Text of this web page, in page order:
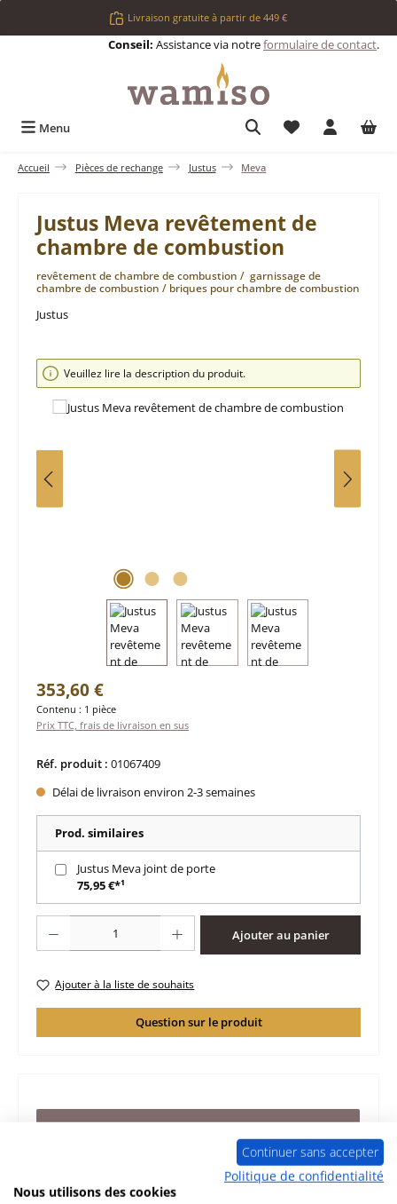
Passer au contenu principalLivraison gratuite à partir de 449 €
Conseil: Assistance via notreformulaire de contact.
Menu Vous avez 0
Accueil Pièces de rechange Justus Meva
Justus Meva revêtement de
chambre de combustion
revêtement de chambre de combustion / garnissage de
chambre de combustion / briques pour chambre de combustion
Justus
Ignorer la galerie d'images
Veuillez lire la description du produit.
Prix régulier :
353,60 €
Contenu : 1 pièce
Prix TTC, frais de livraison en sus
Réf. produit : 01067409
Délai de livraison environ 2-3 semaines
Prod. similaires
Justus Meva joint de porte
75,95 €*¹
Ajouter au panier
Ajouter à la liste de souhaits
Question sur le produit
Description
d‘origine revêtement de chambre de combustion pour le
poêle Justus Meva Justus Meva revêtement de chambre
de combustion don…
Continuer sans accepter
Politique de confidentialité
Nous utilisons des cookies